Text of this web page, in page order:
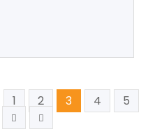
1 2 3 4
5